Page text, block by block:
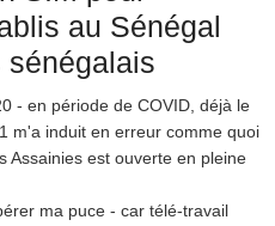
au Sénégal
sénégalais
- en période de COVID, déjà le
m'a induit en erreur comme quoi
Assainies est ouverte en pleine
ma puce - car télé-travail